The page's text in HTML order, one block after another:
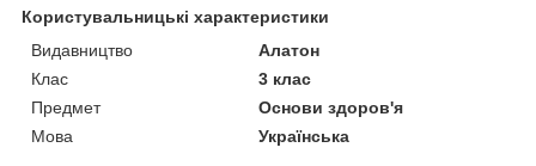
Користувальницькі характеристики
Видавництво
Алатон
Клас
3 клас
Предмет
Основи здоров'я
Мова
Українська